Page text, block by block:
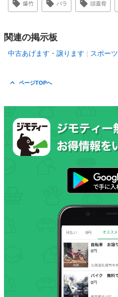
爆竹 バラ 頭蓋骨
関連の掲示板
中古あげます・譲ります スポーツ
ページTOPへ